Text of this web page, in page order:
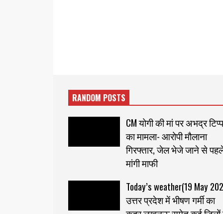
RANDOM POSTS
CM योगी की मां पर अभद्र
का मामला- आरोपी मौलाना
गिरफ्तार, जेल भेजे जाने से
मांगी माफी
Today’s weather(19 May
उत्तर प्रदेश में भीषण गर्मी का